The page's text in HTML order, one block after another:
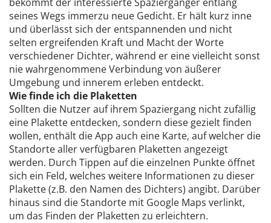
seines Wegs immerzu neue Gedicht. Er hält kurz inne
und überlässt sich der entspannenden und nicht
selten ergreifenden Kraft und Macht der Worte
verschiedener Dichter, während er eine vielleicht sonst
nie wahrgenommene Verbindung von äußerer
Umgebung und innerem erleben entdeckt.
Wie finde ich die Plaketten
Sollten die Nutzer auf ihrem Spaziergang nicht zufällig
eine Plakette entdecken, sondern diese gezielt finden
wollen, enthält die App auch eine Karte, auf welcher die
Standorte aller verfügbaren Plaketten angezeigt
werden. Durch Tippen auf die einzelnen Punkte öffnet
sich ein Feld, welches weitere Informationen zu dieser
Plakette (z.B. den Namen des Dichters) angibt. Darüber
hinaus sind die Standorte mit Google Maps verlinkt,
um das Finden der Plaketten zu erleichtern.